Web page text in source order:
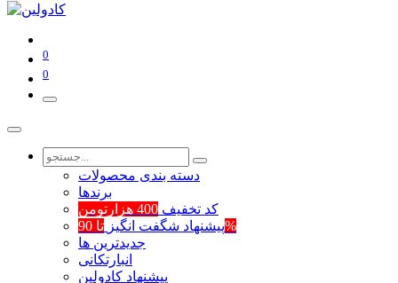
0
0
دسته بندی محصولات
برند‌ها
کد تخفیف 400 هزارتومن
پیشنهاد شگفت انگیزتا 90%
جدیدترین ها
انبارتکانی
پیشنهاد کادولین